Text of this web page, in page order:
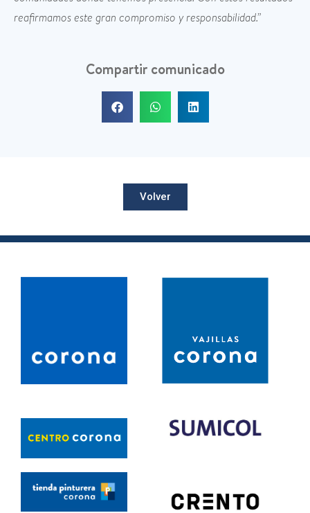
reafirmamos este gran compromiso y responsabilidad.”
Compartir comunicado
Volver